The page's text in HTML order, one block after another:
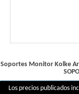
Soportes Monitor Kolke
Los precios publicados